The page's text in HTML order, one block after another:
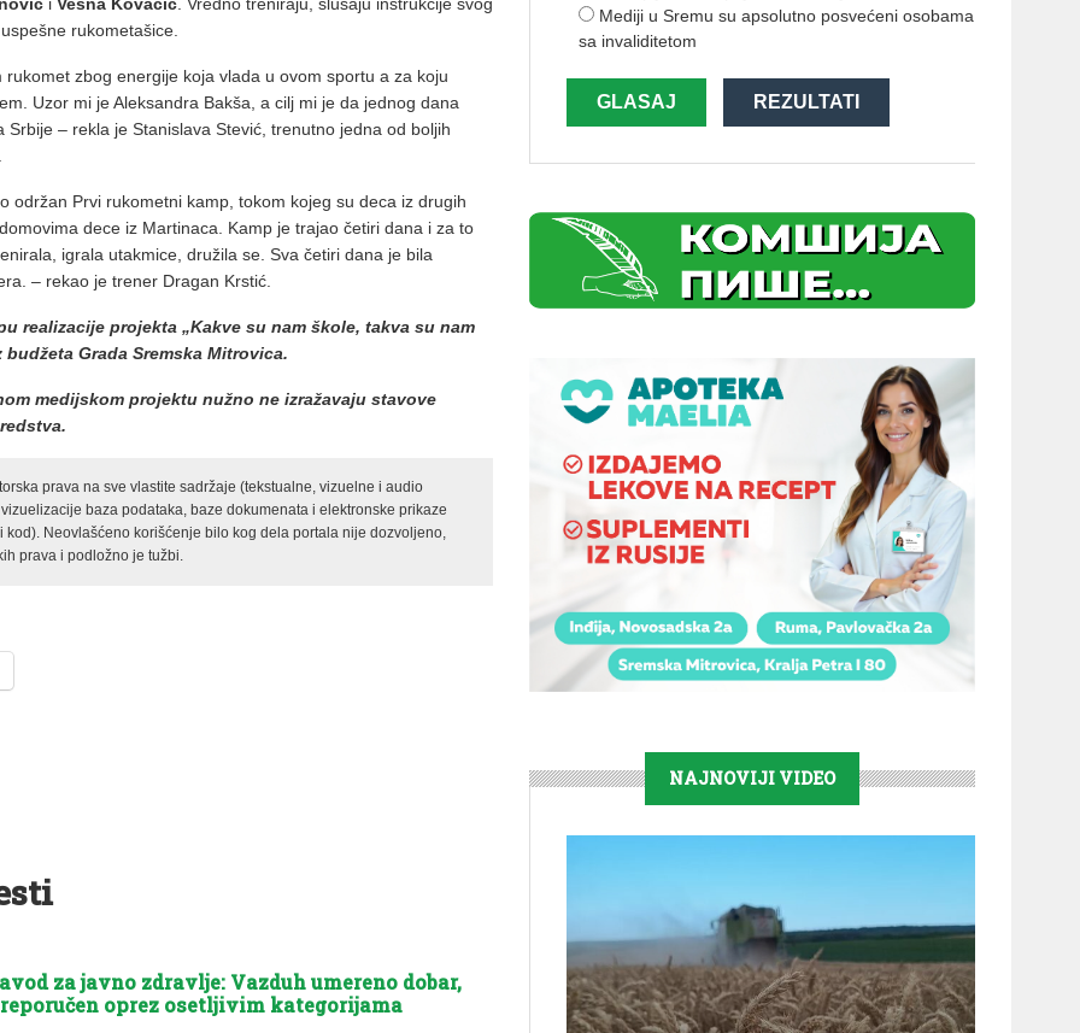
rukometašice.
zbog energije koja vlada u ovom sportu a za koju
Uzor mi je Aleksandra Bakša, a cilj mi je da jednog dana
Srbije – rekla je Stanislava Stević, trenutno jedna od boljih
održan Prvi rukometni kamp, tokom kojeg su deca iz drugih
dece iz Martinaca. Kamp je trajao četiri dana i za to
igrala utakmice, družila se. Sva četiri dana je bila
– rekao je trener Dragan Krstić.
realizacije projekta „Kakve su nam škole, takva su nam
Grada Sremska Mitrovica.
medijskom projektu nužno ne izražavaju stavove
prava na sve vlastite sadržaje (tekstualne, vizuelne i audio
baza podataka, baze dokumenata i elektronske prikaze
kod). Neovlašćeno korišćenje bilo kog dela portala nije dozvoljeno,
prava i podložno je tužbi.
za javno zdravlje: Vazduh umereno dobar,
oprez osetljivim kategorijama
Mediji u Sremu su apsolutno posvećeni osobama
sa invaliditetom
GLASAJ REZULTATI
NAJNOVIJI VIDEO